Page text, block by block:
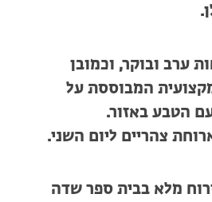
ערב ובוקר, וכמובן
המבוססת על
הטבע באזור.
צהריים ליום השני.
מלא בבית ספר שדה